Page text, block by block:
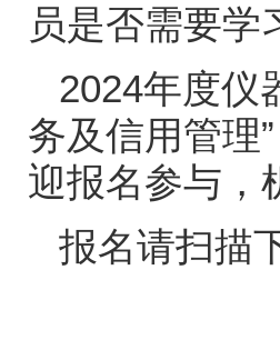
员是否需要学
2024年度仪
务及信用管理
迎报名参与，
报名请扫描